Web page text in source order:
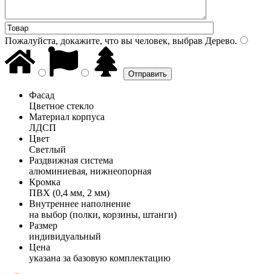
Пожалуйста, докажите, что вы человек, выбрав Дерево.
Фасад
Цветное стекло
Материал корпуса
ЛДСП
Цвет
Светлый
Раздвижная система
алюминиевая, нижнеопорная
Кромка
ПВХ (0,4 мм, 2 мм)
Внутреннее наполнение
на выбор (полки, корзины, штанги)
Размер
индивидуальный
Цена
указана за базовую комплектацию